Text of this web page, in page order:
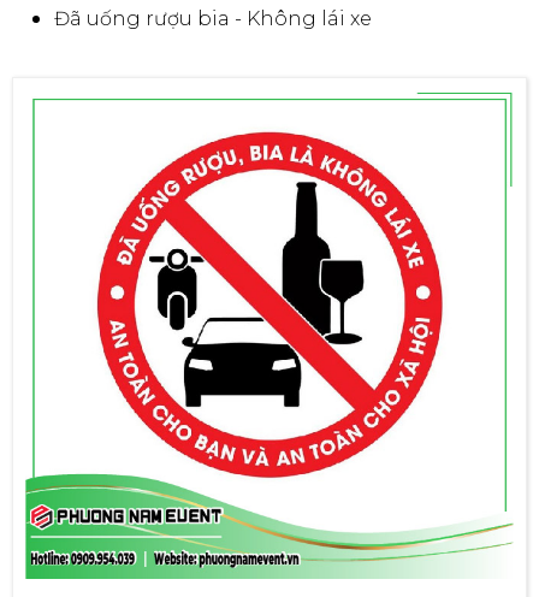
Đã uống rượu bia - Không lái xe